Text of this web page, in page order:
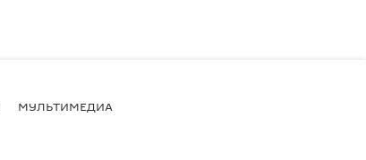
МУЛЬТИМЕДИА